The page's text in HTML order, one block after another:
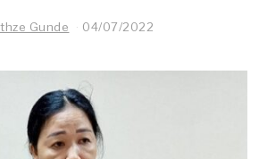
Gunde 04/07/2022
0